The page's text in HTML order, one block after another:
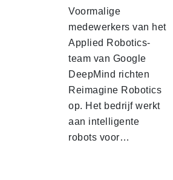
Voormalige
medewerkers van het
Applied Robotics-
team van Google
DeepMind richten
Reimagine Robotics
op. Het bedrijf werkt
aan intelligente
robots voor…